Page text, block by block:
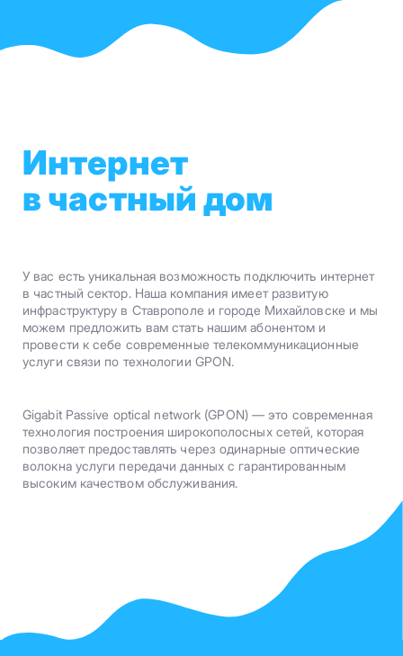
Интернет
в частный дом
У вас есть уникальная возможность подключить интернет
в частный сектор. Наша компания имеет развитую
инфраструктуру в Ставрополе и городе Михайловске и мы
можем предложить вам стать нашим абонентом и
провести к себе современные телекоммуникационные
услуги связи по технологии GPON.
Gigabit Passive optical network (GPON) — это современная
технология построения широкополосных сетей, которая
позволяет предоставлять через одинарные оптические
волокна услуги передачи данных с гарантированным
высоким качеством обслуживания.